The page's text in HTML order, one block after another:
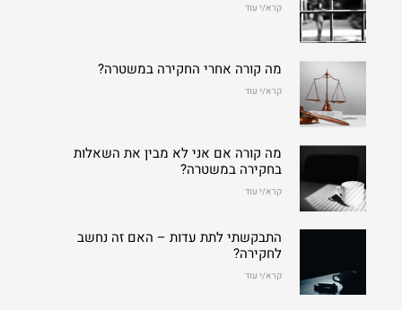
קרא/י עוד
מה קורה אחרי החקירה במשטרה?
קרא/י עוד
מה קורה אם אני לא מבין את השאלות
בחקירה במשטרה?
קרא/י עוד
התבקשתי לתת עדות – האם זה נחשב
לחקירה?
קרא/י עוד